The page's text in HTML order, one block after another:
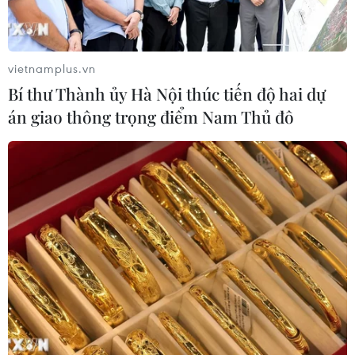
TP. HCM: Nhiều sản phẩm hàng hóa mới
phục vụ thị trường Tết
23/12/2020 07:30
VISSAN dự kiến tổng lượng hàng hóa thực phẩm chế
biến khoảng 5.200 tấn và thực phẩm tươi sống 2.300
tấn để phục vụ Tết; đảm bảo nguồn cung hàng hóa dồi
dào, giá ổn định.
vietnamplus.vn
Bí thư Thành ủy Hà Nội thúc tiến độ hai dự
án giao thông trọng điểm Nam Thủ đô